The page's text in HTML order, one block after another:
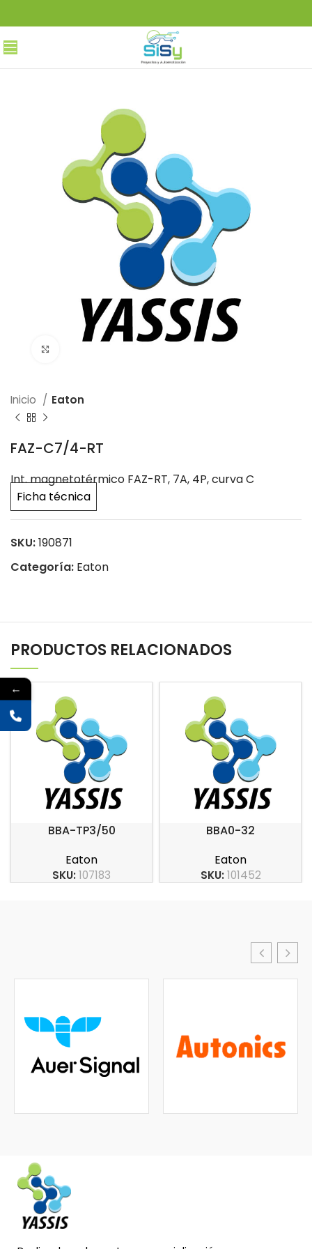
Inicio Eaton
FAZ-C7/4-RT
Int. magnetotérmico FAZ-RT, 7A, 4P, curva C
Ficha técnica
SKU:190871
Categoría: Eaton
PRODUCTOS RELACIONADOS
BBA-TP3/50
Eaton
SKU:107183
BBA0-32
Eaton
SKU:101452
←